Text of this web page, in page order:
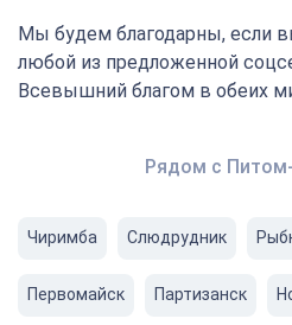
Мы будем благодарны, если
любой из предложенной
Всевышний благом в обеих
Рядом с
Чиримба Слюдрудник
Первомайск Партизанск